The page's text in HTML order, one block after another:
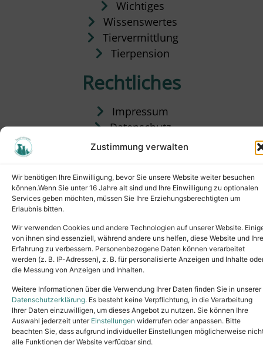
Zustimmung verwalten
Wir benötigen Ihre Einwilligung, bevor Sie unsere Website weiter besuchen
können.Wenn Sie unter 16 Jahre alt sind und Ihre Einwilligung zu optionalen
Services geben möchten, müssen Sie Ihre Erziehungsberechtigten um
Erlaubnis bitten.
Wir verwenden Cookies und andere Technologien auf unserer Website.
von ihnen sind essenziell, während andere uns helfen, diese Website und Ihre
Erfahrung zu verbessern. Personenbezogene Daten können verarbeitet
werden (z. B. IP-Adressen), z. B. für personalisierte Anzeigen und Inhalte
die Messung von Anzeigen und Inhalten.
Weitere Informationen über die Verwendung Ihrer Daten finden Sie in unserer
Datenschutzerklärung. Es besteht keine Verpflichtung, in die Verarbeitung
Ihrer Daten einzuwilligen, um dieses Angebot zu nutzen. Sie können Ihre
Auswahl jederzeit unter Einstellungen widerrufen oder anpassen. Bitte
beachten Sie, dass aufgrund individueller Einstellungen möglicherweise
alle Funktionen der Website verfügbar sind.
Wichtiges
Wissenswertes
Tiervermittlung
Tierpension
Rechtliches
Impressum
Datenschutz
Satzung
Copyright © 2024. All rights reserved.
Tel.: (02631) 55356buero@tierheim-neuwied.de
Ludwigshof 1, 56567 Neuwied